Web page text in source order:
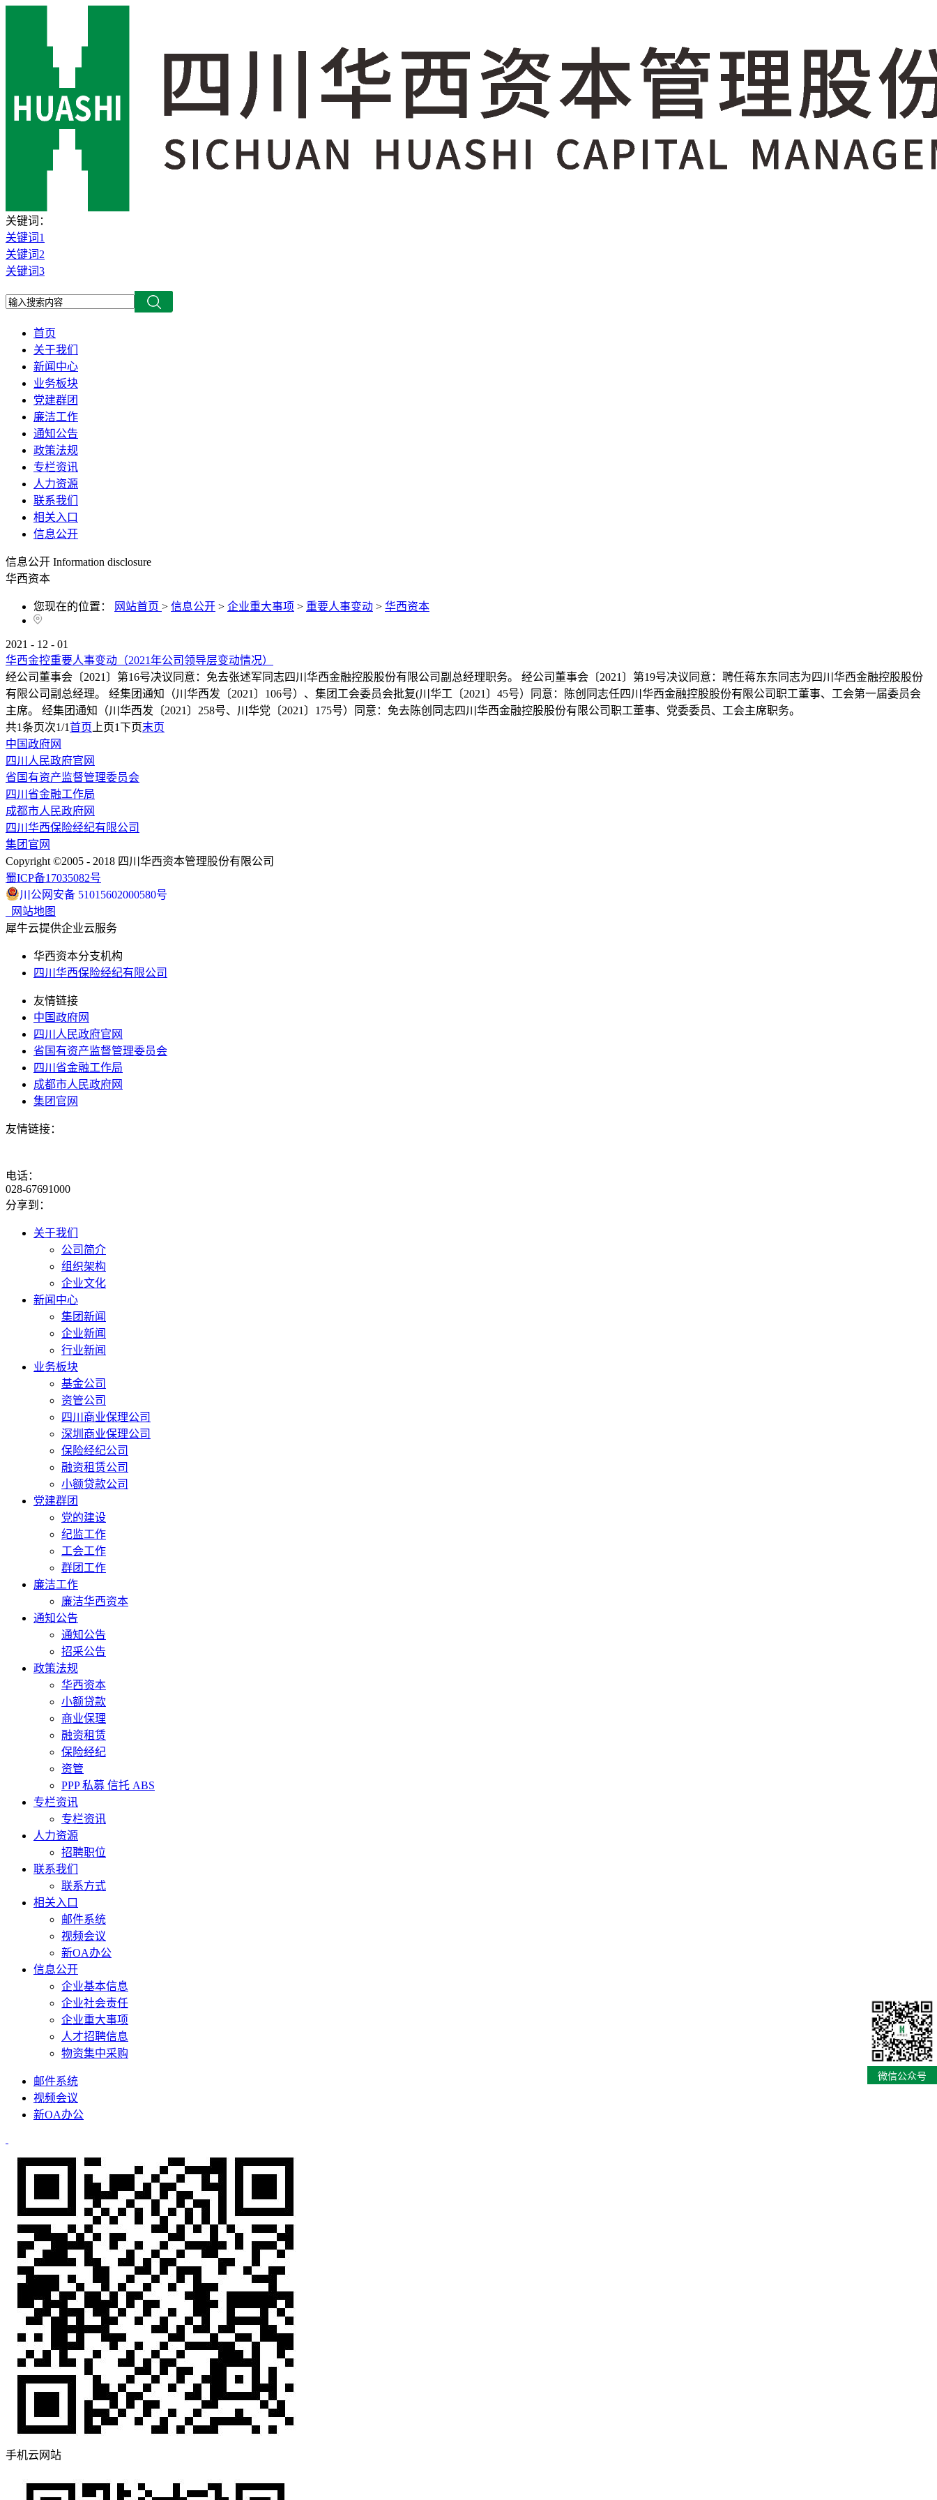
关键词：
关键词1
关键词2
关键词3
首页
关于我们
新闻中心
业务板块
党建群团
廉洁工作
通知公告
政策法规
专栏资讯
人力资源
联系我们
相关入口
信息公开
信息公开 Information disclosure
华西资本
您现在的位置： 网站首页 > 信息公开 > 企业重大事项 > 重要人事变动 > 华西资本
2021 - 12 - 01
华西金控重要人事变动（2021年公司领导层变动情况）
经公司董事会〔2021〕第16号决议同意：免去张述军同志四川华西金融控股股份有限公司副总经理职务。 经公司董事会〔2021〕第19号决议同意：聘任蒋东东同志为四川华西金融控股股份
有限公司副总经理。 经集团通知（川华西发〔2021〕106号）、集团工会委员会批复(川华工〔2021〕45号）同意：陈创同志任四川华西金融控股股份有限公司职工董事、工会第一届委员会
主席。 经集团通知（川华西发〔2021〕258号、川华党〔2021〕175号）同意：免去陈创同志四川华西金融控股股份有限公司职工董事、党委委员、工会主席职务。
共1条页次1/1首页 上页1下页末页
中国政府网
四川人民政府官网
省国有资产监督管理委员会
四川省金融工作局
成都市人民政府网
四川华西保险经纪有限公司
集团官网
Copyright ©2005 - 2018 四川华西资本管理股份有限公司
蜀ICP备17035082号
川公网安备 51015602000580号
网站地图
犀牛云提供企业云服务
华西资本分支机构
四川华西保险经纪有限公司
友情链接
中国政府网
四川人民政府官网
省国有资产监督管理委员会
四川省金融工作局
成都市人民政府网
集团官网
友情链接：
电话：
028-67691000
分享到：
关于我们
公司简介
组织架构
企业文化
新闻中心
集团新闻
企业新闻
行业新闻
业务板块
基金公司
资管公司
四川商业保理公司
深圳商业保理公司
保险经纪公司
融资租赁公司
小额贷款公司
党建群团
党的建设
纪监工作
工会工作
群团工作
廉洁工作
廉洁华西资本
通知公告
通知公告
招采公告
政策法规
华西资本
小额贷款
商业保理
融资租赁
保险经纪
资管
PPP 私募 信托 ABS
专栏资讯
专栏资讯
人力资源
招聘职位
联系我们
联系方式
相关入口
邮件系统
视频会议
新OA办公
信息公开
企业基本信息
企业社会责任
企业重大事项
人才招聘信息
物资集中采购
邮件系统
视频会议
新OA办公
手机云网站
微信公众号